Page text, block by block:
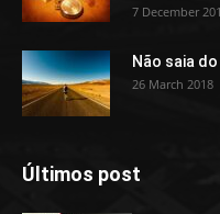
7 December
Não saia
26 March 2018
Últimos post